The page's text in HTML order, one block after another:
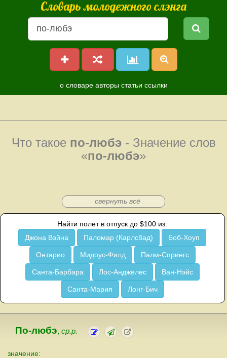
Словарь молодежного слэнга
о словаре авторы статьи ссылки
Что такое по-любэ- Значение слов
«по-любэ»
свернуть всё
Найти полет в отпуск до $100 из:
Джона Вэйна
Паломар (Карлсбад) Боб-Хоуп
Онтарио Мидоус-Филд Палм-Спрингс
Санта-Барбара Лос-Анджелес Ван-Нэйс
Санта-Мария Лонг-Бич
По-любэ, ср.р.
значение: